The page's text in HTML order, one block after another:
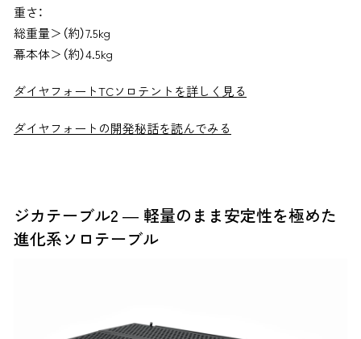
重さ：
総重量＞（約）7.5kg
幕本体＞（約）4.5kg
ダイヤフォートTCソロテントを詳しく見る
ダイヤフォートの開発秘話を読んでみる
ジカテーブル2 ― 軽量のまま安定性を極めた
進化系ソロテーブル